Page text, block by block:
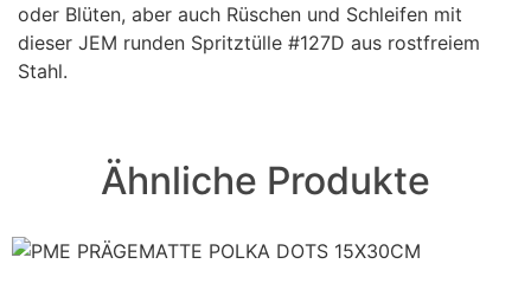
oder Blüten, aber auch Rüschen und Schleifen mit
dieser JEM runden Spritztülle #127D aus rostfreiem
Stahl.
Ähnliche Produkte